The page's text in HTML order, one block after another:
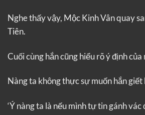
Nghe thấy vậy, Mộc Kinh Vân quay
Tiên.
Cuối cùng hắn cũng hiểu rõ ý định của
Nàng ta không thực sự muốn hắn
‘Ý nàng ta là nếu mình tự tin gánh